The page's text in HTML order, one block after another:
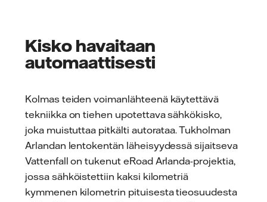
Kisko havaitaan
automaattisesti
Kolmas teiden voimanlähteenä käytettävä
tekniikka on tiehen upotettava sähkökisko,
joka muistuttaa pitkälti autorataa. Tukholman
Arlandan lentokentän läheisyydessä sijaitseva
Vattenfall on tukenut eRoad Arlanda-projektia,
jossa sähköistettiin kaksi kilometriä
kymmenen kilometrin pituisesta tieosuudesta